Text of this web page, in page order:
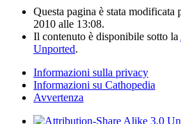
Questa pagina è stata
2010 alle 13:08.
Il contenuto è disponibile sotto la
Unported.
Informazioni sulla privacy
Informazioni su Cathopedia
Avvertenza